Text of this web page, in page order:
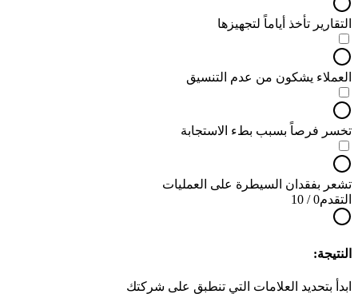
التقارير تأخذ أياماً لتجهيزها
العملاء يشكون من عدم التنسيق
تخسر فرصاً بسبب بطء الاستجابة
تشعر بفقدان السيطرة على العمليات
التقدم0
/
10
النتيجة:
ابدأ بتحديد العلامات التي تنطبق على شركتك